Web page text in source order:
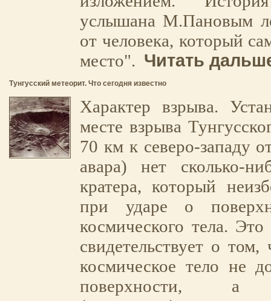
услышана М.Пановым
от человека, который
место". Читать
Тунгусский метеорит. Что сегодня известно
Характер взрыва.
месте взрыва
70 км к северо-западу
авара) нет сколько-
кратера, который
при ударе о
космического тела. Это
свидетельствует о том,
космическое тело не
поверхности, а